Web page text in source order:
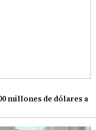
millones de dólares a